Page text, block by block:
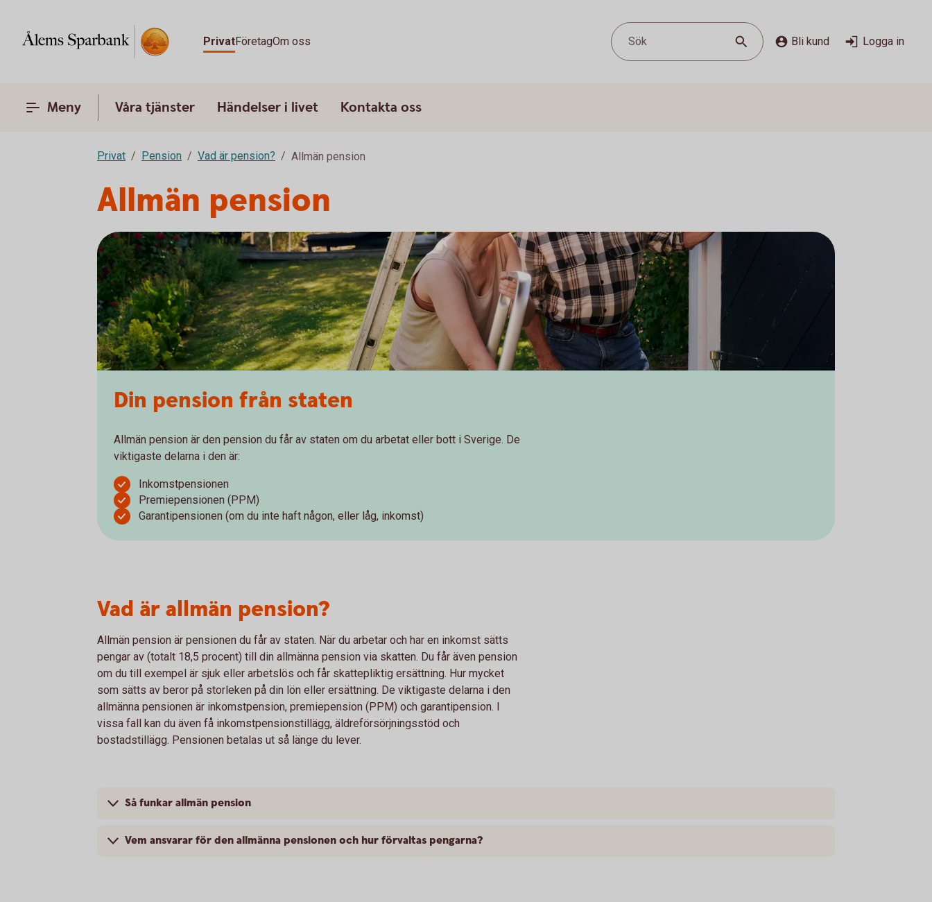
PrivatFöretagOm oss Sök Bli kund Logga in
Meny Våra tjänster Händelser i livet Kontakta oss
Privat Pension Vad är pension? Allmän pension
Allmän pension
Din pension från staten
Allmän pension är den pension du får av staten om du arbetat eller bott i Sverige. De
viktigaste delarna i den är:
Inkomstpensionen
Premiepensionen (PPM)
Garantipensionen (om du inte haft någon, eller låg, inkomst)
Vad är allmän pension?
Allmän pension är pensionen du får av staten. När du arbetar och har en inkomst sätts
pengar av (totalt 18,5 procent) till din allmänna pension via skatten. Du får även pension
om du till exempel är sjuk eller arbetslös och får skattepliktig ersättning. Hur mycket
som sätts av beror på storleken på din lön eller ersättning. De viktigaste delarna i den
allmänna pensionen är inkomstpension, premiepension (PPM) och garantipension. I
vissa fall kan du även få inkomstpensionstillägg, äldreförsörjningsstöd och
bostadstillägg. Pensionen betalas ut så länge du lever.
Så funkar allmän pension
Vem ansvarar för den allmänna pensionen och hur förvaltas pengarna?